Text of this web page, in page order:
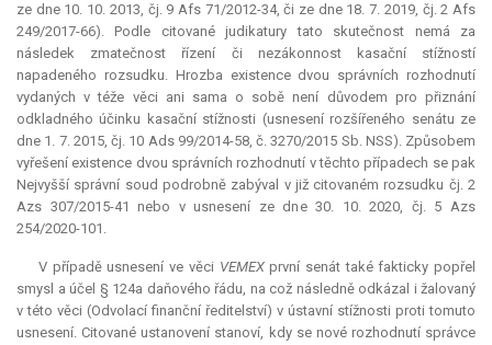
ze dne 10. 10. 2013, čj. 9 Afs 71/2012-34, či ze dne 18. 7. 2019, čj. 2 Afs
249/2017-66). Podle citované judikatury tato skutečnost nemá za
následek zmatečnost řízení či nezákonnost kasační stížností
napadeného rozsudku. Hrozba existence dvou správních rozhodnutí
vydaných v téže věci ani sama o sobě není důvodem pro přiznání
odkladného účinku kasační stížnosti (usnesení rozšířeného senátu ze
dne 1. 7. 2015, čj. 10 Ads 99/2014-58, č. 3270/2015 Sb. NSS). Způsobem
vyřešení existence dvou správních rozhodnutí v těchto případech se pak
Nejvyšší správní soud podrobně zabýval v již citovaném rozsudku čj. 2
Azs 307/2015-41 nebo v usnesení ze dne 30. 10. 2020, čj. 5 Azs
254/2020-101.
V případě usnesení ve věci VEMEXprvní senát také fakticky popřel
smysl a účel § 124a daňového řádu, na což následně odkázal i žalovaný
v této věci (Odvolací finanční ředitelství) v ústavní stížnosti proti tomuto
usnesení. Citované ustanovení stanoví, kdy se nové rozhodnutí správce